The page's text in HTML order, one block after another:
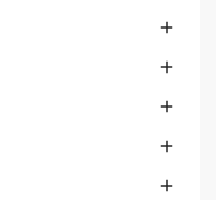




